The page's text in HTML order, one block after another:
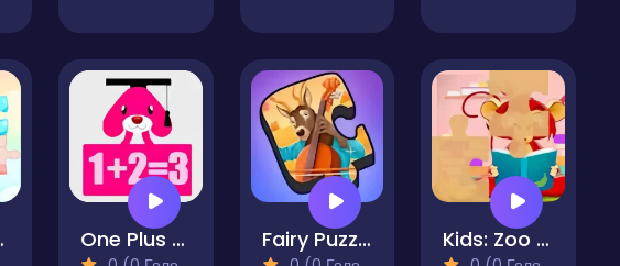
One Plus Two is Three Fairy Puzzle Kids: Zoo Fun